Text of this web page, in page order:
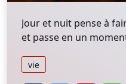
Jour et nuit pense à
et passe en un
vie